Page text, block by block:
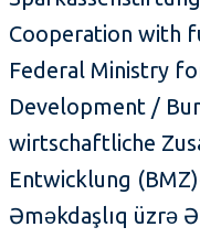
Cooperation with
Federal Ministry
Development /
wirtschaftliche
Entwicklung
Əməkdaşlıq üzrə